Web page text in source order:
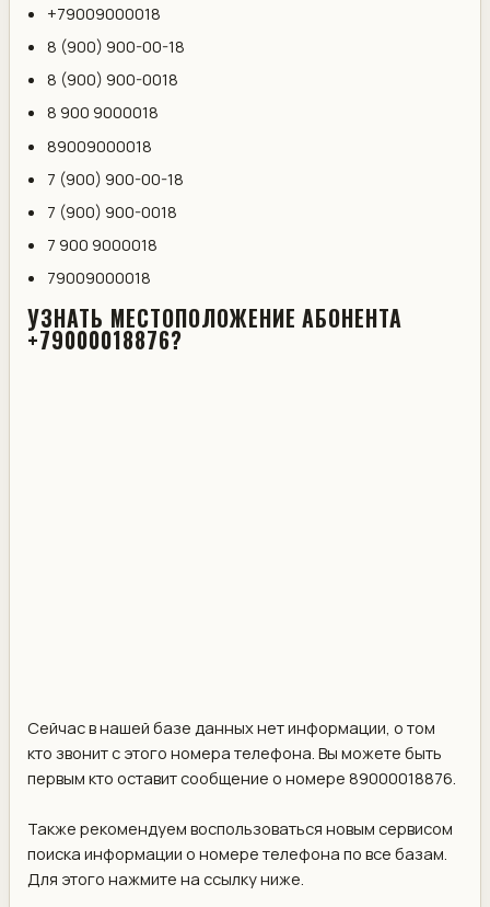
+79009000018
8 (900) 900-00-18
8 (900) 900-0018
8 900 9000018
89009000018
7 (900) 900-00-18
7 (900) 900-0018
7 900 9000018
79009000018
УЗНАТЬ МЕСТОПОЛОЖЕНИЕ АБОНЕНТА
+79000018876?
Сейчас в нашей базе данных нет информации, о том
кто звонит с этого номера телефона. Вы можете быть
первым кто оставит сообщение о номере 89000018876.
Также рекомендуем воспользоваться новым сервисом
поиска информации о номере телефона по все базам.
Для этого нажмите на ссылку ниже.